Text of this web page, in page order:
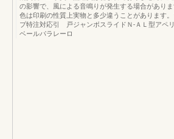
の影響で、風による音鳴りが発生する場合があり
色は印刷の性質上実物と多少違うことがあります
プ特注対応引 戸ジャンボスライドＮ-ＡＬ型アペ
ベールパラレーロ